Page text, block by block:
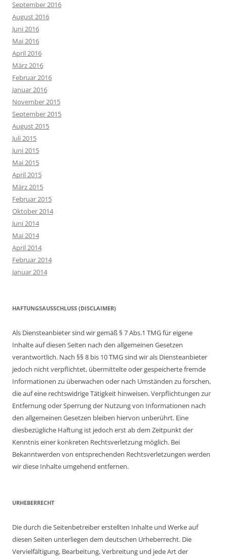
September 2016
August 2016
Juni 2016
Mai 2016
April 2016
März 2016
Februar 2016
Januar 2016
November 2015
September 2015
August 2015
Juli 2015
Juni 2015
Mai 2015
April 2015
März 2015
Februar 2015
Oktober 2014
Juni 2014
Mai 2014
April 2014
Februar 2014
Januar 2014
HAFTUNGSAUSSCHLUSS (DISCLAIMER)
Als Diensteanbieter sind wir gemäß § 7 Abs.1 TMG für eigene
Inhalte auf diesen Seiten nach den allgemeinen Gesetzen
verantwortlich. Nach §§ 8 bis 10 TMG sind wir als Diensteanbieter
jedoch nicht verpflichtet, übermittelte oder gespeicherte fremde
Informationen zu überwachen oder nach Umständen zu forschen,
die auf eine rechtswidrige Tätigkeit hinweisen. Verpflichtungen zur
Entfernung oder Sperrung der Nutzung von Informationen nach
den allgemeinen Gesetzen bleiben hiervon unberührt. Eine
diesbezügliche Haftung ist jedoch erst ab dem Zeitpunkt der
Kenntnis einer konkreten Rechtsverletzung möglich. Bei
Bekanntwerden von entsprechenden Rechtsverletzungen werden
wir diese Inhalte umgehend entfernen.
URHEBERRECHT
Die durch die Seitenbetreiber erstellten Inhalte und Werke auf
diesen Seiten unterliegen dem deutschen Urheberrecht. Die
Vervielfältigung, Bearbeitung, Verbreitung und jede Art der